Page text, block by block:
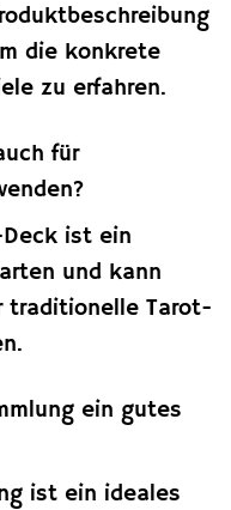
die konkrete
zu erfahren.
für
ist ein
und kann
traditionelle Tarot-
ein gutes
ist ein ideales